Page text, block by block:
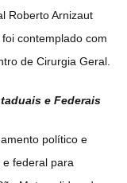
Roberto Arnizaut
contemplado com
de Cirurgia Geral.
e Federais
político e
e federal para